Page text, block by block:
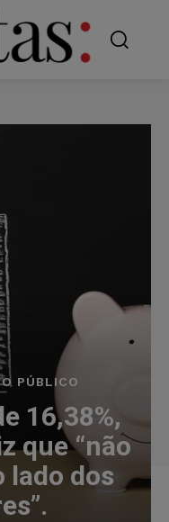
PÚBLICO
16,38%,
que “não
lado dos